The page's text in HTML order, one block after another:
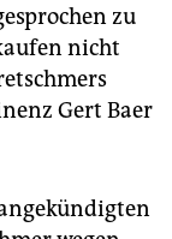
zu
nicht
Gert Baer